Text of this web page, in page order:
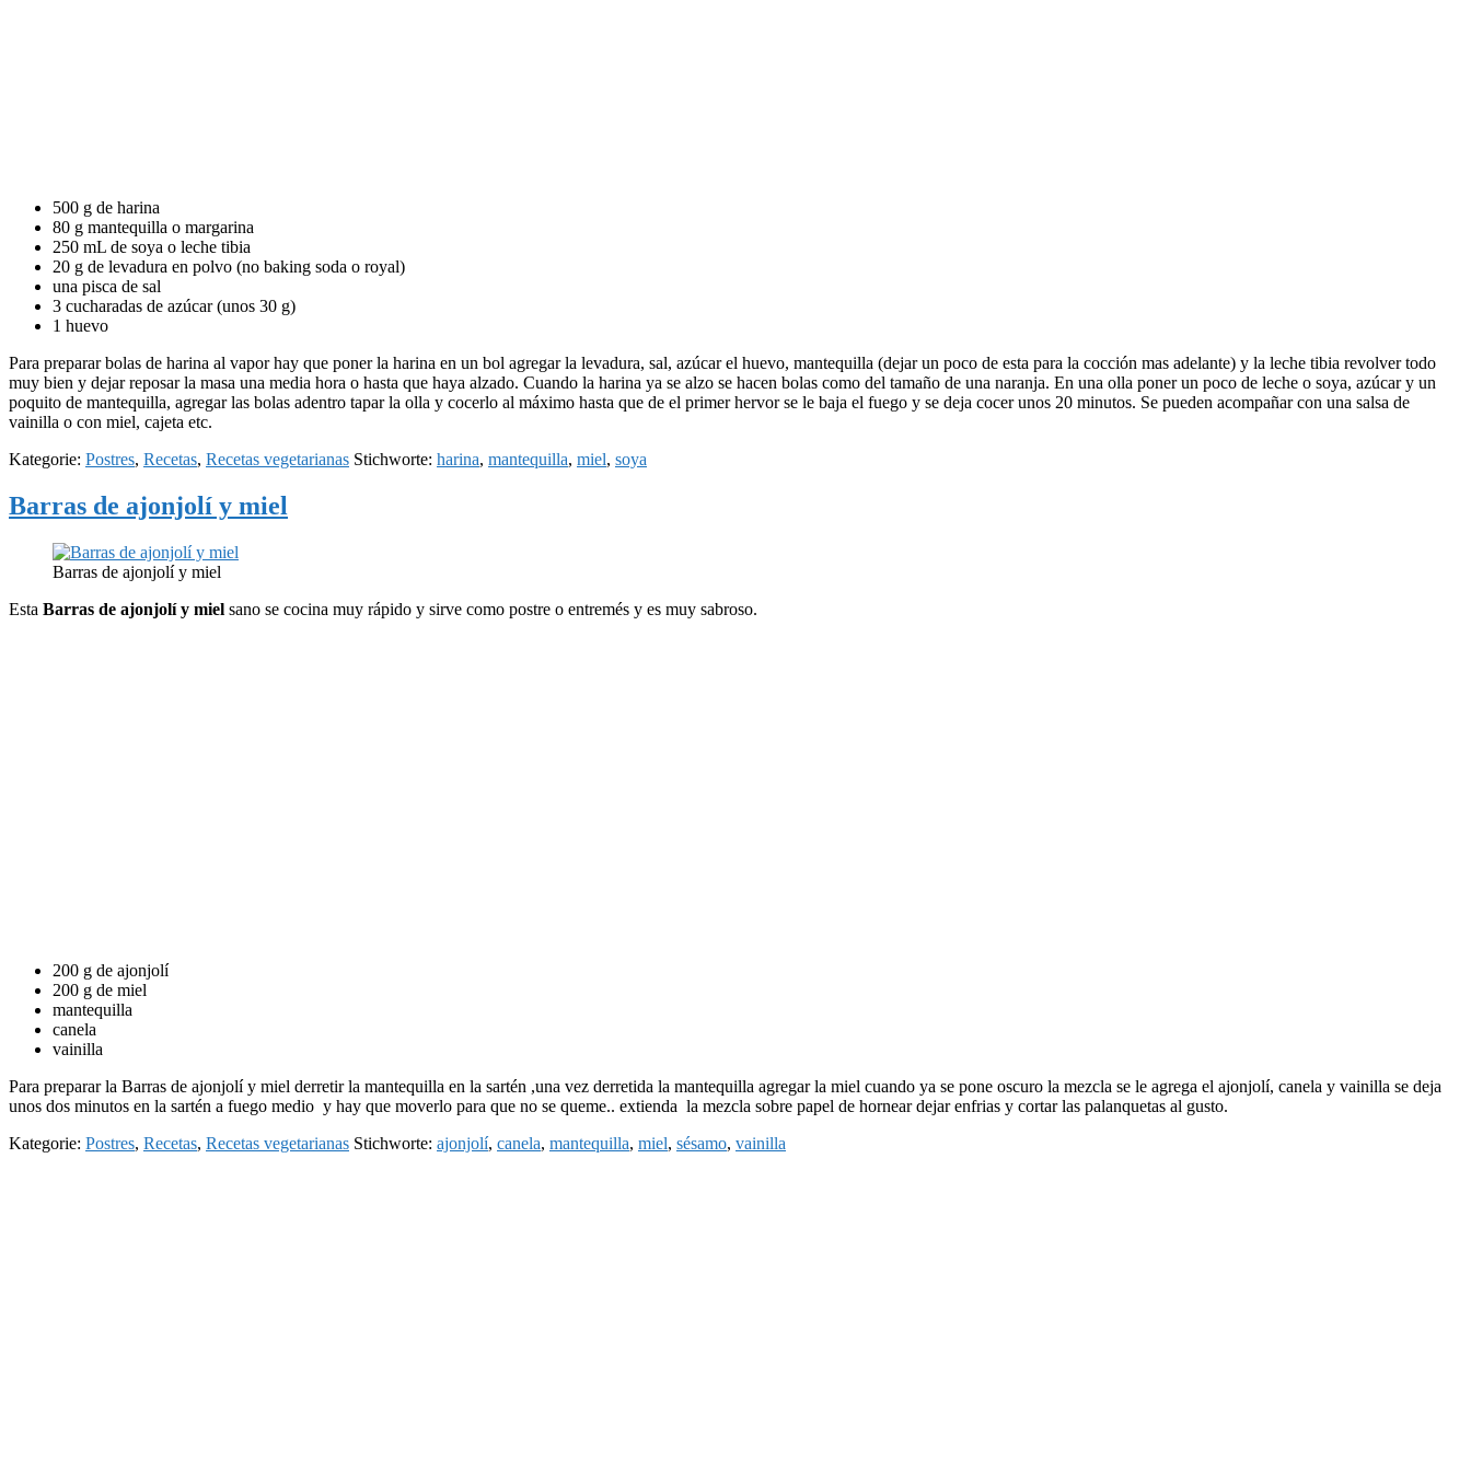
500 g de harina
80 g mantequilla o margarina
250 mL de soya o leche tibia
20 g de levadura en polvo (no baking soda o royal)
una pisca de sal
3 cucharadas de azúcar (unos 30 g)
1 huevo
Para preparar bolas de harina al vapor hay que poner la harina en un bol agregar la levadura, sal, azúcar el huevo, mantequilla (dejar un poco de esta para la cocción mas adelante) y la leche tibia revolver todo
muy bien y dejar reposar la masa una media hora o hasta que haya alzado. Cuando la harina ya se alzo se hacen bolas como del tamaño de una naranja. En una olla poner un poco de leche o soya, azúcar y un
poquito de mantequilla, agregar las bolas adentro tapar la olla y cocerlo al máximo hasta que de el primer hervor se le baja el fuego y se deja cocer unos 20 minutos. Se pueden acompañar con una salsa de
vainilla o con miel, cajeta etc.
Kategorie: Postres, Recetas, Recetas vegetarianas Stichworte: harina, mantequilla, miel, soya
Barras de ajonjolí y miel
Barras de ajonjolí y miel
Esta Barras de ajonjolí y miel sano se cocina muy rápido y sirve como postre o entremés y es muy sabroso.
200 g de ajonjolí
200 g de miel
mantequilla
canela
vainilla
Para preparar la Barras de ajonjolí y miel derretir la mantequilla en la sartén ,una vez derretida la mantequilla agregar la miel cuando ya se pone oscuro la mezcla se le agrega el ajonjolí, canela y vainilla se deja
unos dos minutos en la sartén a fuego medio y hay que moverlo para que no se queme.. extienda la mezcla sobre papel de hornear dejar enfrias y cortar las palanquetas al gusto.
Kategorie: Postres, Recetas, Recetas vegetarianas Stichworte: ajonjolí, canela, mantequilla, miel, sésamo, vainilla